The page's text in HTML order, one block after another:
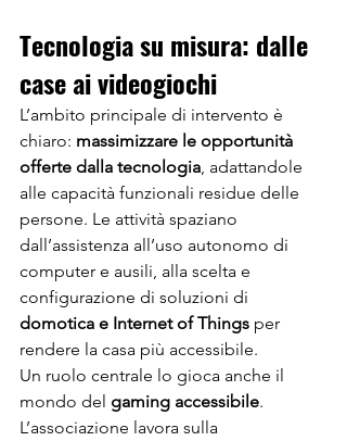
Tecnologia su misura: dalle
case ai videogiochi
L’ambito principale di intervento è
chiaro: massimizzare le opportunità
offerte dalla tecnologia, adattandole
alle capacità funzionali residue delle
persone. Le attività spaziano
dall’assistenza all’uso autonomo di
computer e ausili, alla scelta e
configurazione di soluzioni di
domotica e Internet of Things per
rendere la casa più accessibile.
Un ruolo centrale lo gioca anche il
mondo del gaming accessibile.
L’associazione lavora sulla